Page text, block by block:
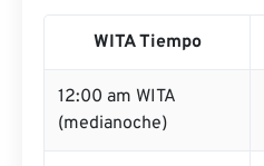
WITA Tiempo
12:00 am WITA
(medianoche)